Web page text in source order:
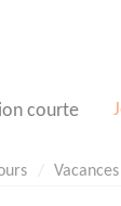
courte